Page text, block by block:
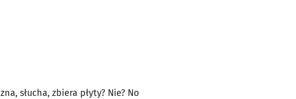
słucha, zbiera płyty? Nie? No